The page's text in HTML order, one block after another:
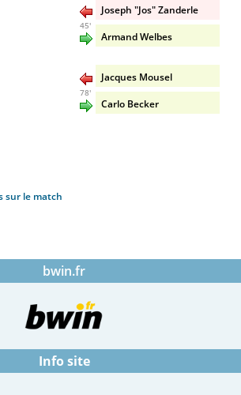
Joseph "Jos" Zanderle
45'
Armand Welbes
Jacques Mousel
78'
Carlo Becker
sur le match
bwin.fr
Info site